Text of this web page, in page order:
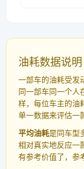
油耗数据说明
一部车的油耗受发
同一部车同一个人
样，每位车主的油
单一数据来评估一
平均油耗是同车型
相对真实地反应一
有参考价值了，参